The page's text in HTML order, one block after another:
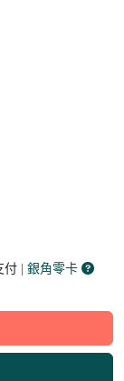
付 | 銀角零卡